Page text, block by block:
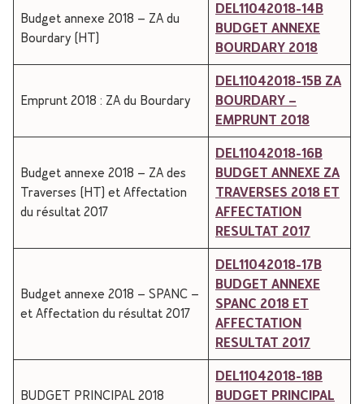
Budget annexe 2018 – ZA du
Bourdary (HT)
DEL11042018-14B
BUDGET ANNEXE
BOURDARY 2018
Emprunt 2018 : ZA du Bourdary
DEL11042018-15B ZA
BOURDARY –
EMPRUNT 2018
Budget annexe 2018 – ZA des
Traverses (HT) et Affectation
du résultat 2017
DEL11042018-16B
BUDGET ANNEXE ZA
TRAVERSES 2018 ET
AFFECTATION
RESULTAT 2017
Budget annexe 2018 – SPANC –
et Affectation du résultat 2017
DEL11042018-17B
BUDGET ANNEXE
SPANC 2018 ET
AFFECTATION
RESULTAT 2017
BUDGET PRINCIPAL 2018
DEL11042018-18B
BUDGET PRINCIPAL